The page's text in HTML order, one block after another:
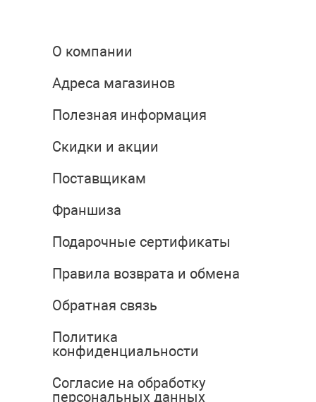
О компании
Адреса магазинов
Полезная информация
Скидки и акции
Поставщикам
Франшиза
Подарочные сертификаты
Правила возврата и обмена
Обратная связь
Политика
конфиденциальности
Согласие на обработку
персональных данных